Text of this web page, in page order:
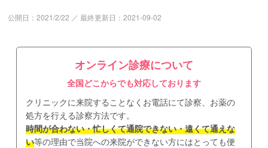
公開日：2021/2/22 ／最終更新日：2021-09-02
オンライン診療について
全国どこからでも対応しております
クリニックに来院することなくお電話にて診察、お薬の
処方を行える診察方法です。
時間が合わない・忙しくて通院できない・遠くて通えな
い等の理由で当院への来院ができない方にはとっても便